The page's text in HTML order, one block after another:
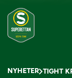
NYHETER TIGHT